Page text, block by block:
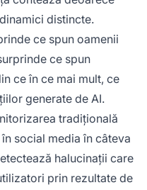
distincte.
ce spun oamenii
ce spun
ce în ce mai mult, ce
generate de AI.
tradițională
social media în câteva
halucinații care
prin rezultate de